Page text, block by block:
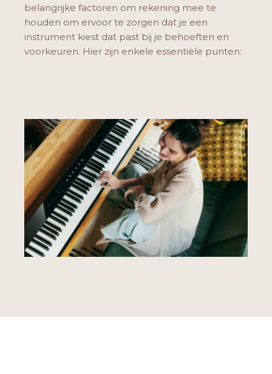
belangrijke factoren om rekening mee te
houden om ervoor te zorgen dat je een
instrument kiest dat past bij je behoeften en
voorkeuren. Hier zijn enkele essentiële punten: